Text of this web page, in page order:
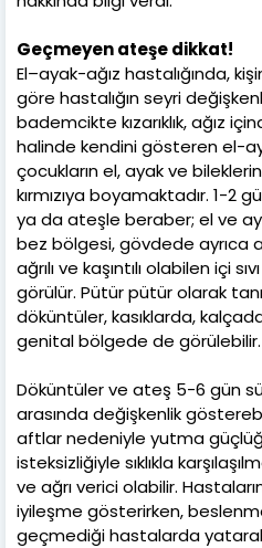
Geçmeyen ateşe dikkat!
El–ayak-ağız hastalığında,
göre hastalığın seyri
bademcikte kızarıklık, ağız
halinde kendini gösteren el-
çocukların el, ayak ve
kırmızıya boyamaktadır. 1-2
ya da ateşle beraber; el ve
bez bölgesi, gövdede ayrıca
ağrılı ve kaşıntılı olabilen içi
görülür. Pütür pütür olarak
döküntüler, kasıklarda,
genital bölgede de görülebilir.
Döküntüler ve ateş 5-6 gün
arasında değişkenlik
aftlar nedeniyle yutma
isteksizliğiyle sıklıkla
ve ağrı verici olabilir.
iyileşme gösterirken,
geçmediği hastalarda yatarak